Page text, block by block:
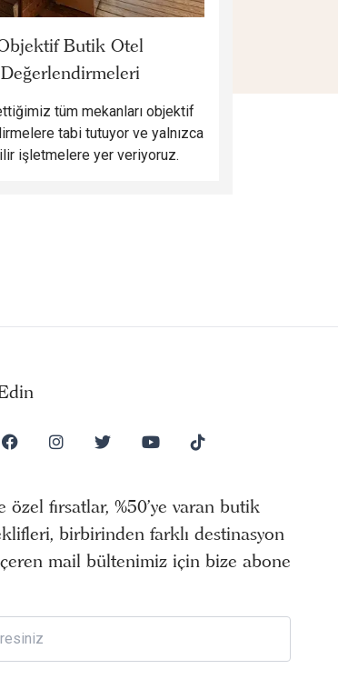
Butik Otel
Değerlendirmeleri
tüm mekanları objektif
tabi tutuyor ve yalnızca
işletmelere yer veriyoruz.
özel fırsatlar, %50’ye varan butik
birbirinden farklı destinasyon
mail bültenimiz için bize abone